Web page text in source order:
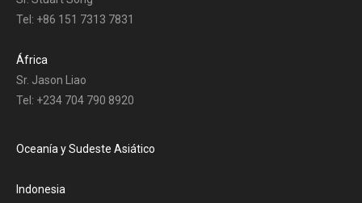
Tel: +86 151 7313 7831
África
Sr. Jason Liao
Tel: +234 704 790 8920
Oceanía y Sudeste Asiático
Indonesia